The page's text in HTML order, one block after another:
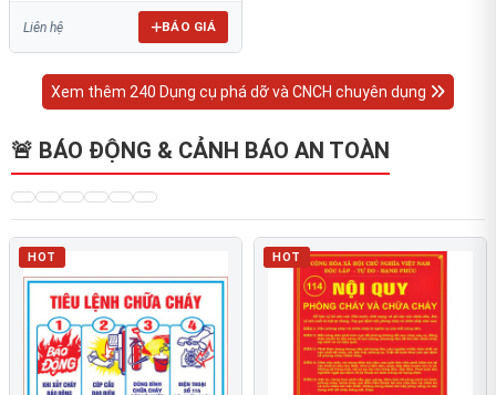
Liên hệ BÁO GIÁ
Xem thêm 240 Dụng cụ phá dỡ và CNCH chuyên dụng
🚨 BÁO ĐỘNG & CẢNH BÁO AN TOÀN
HOT HOT